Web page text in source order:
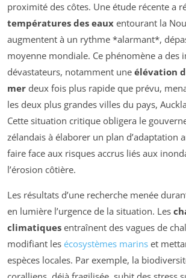
proximité des côtes. Une étude récente a
températures des eaux entourant la
augmentent à un rythme *alarmant*,
moyenne mondiale. Ce phénomène a des
dévastateurs, notamment une élévation
mer deux fois plus rapide que prévu,
les deux plus grandes villes du pays,
Cette situation critique obligera le
zélandais à élaborer un plan d’adaptation
faire face aux risques accrus liés aux
l’érosion côtière.
Les résultats d’une recherche menée
en lumière l’urgence de la situation. Les
climatiques entraînent des vagues de
modifiant les écosystèmes marins et
espèces locales. Par exemple, la